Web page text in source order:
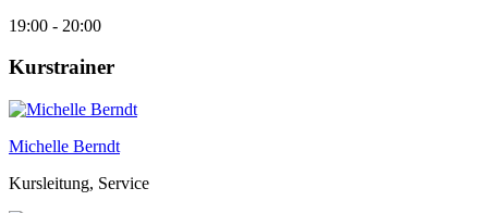
19:00 - 20:00
Kurstrainer
Michelle Berndt
Kursleitung, Service